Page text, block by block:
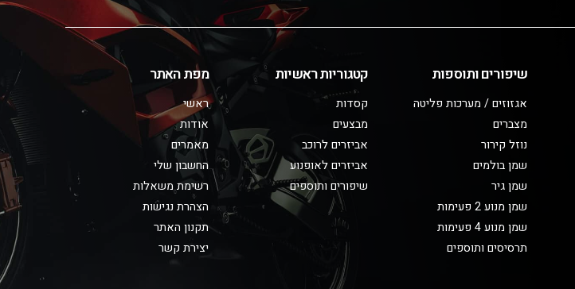
שיפורים ותוספות
אגזוזים / מערכות פליטה
מצברים
נוזל קירור
שמן בולמים
שמן גיר
שמן מנוע 2 פעימות
שמן מנוע 4 פעימות
תרסיסים ותוספים
קטגוריות ראשיות
קסדות
מבצעים
אביזרים לרוכב
אביזרים לאופנוע
שיפורים ותוספים
מפת האתר
ראשי
אודות
מאמרים
החשבון שלי
רשימת משאלות
הצהרת נגישות
תקנון האתר
יצירת קשר